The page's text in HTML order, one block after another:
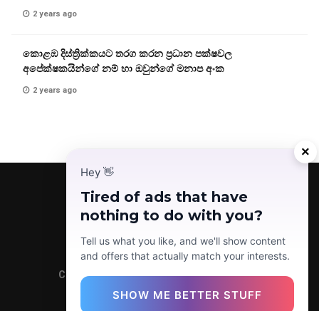
×
Hey 👋
Tired of ads that have
nothing to do with you?
Tell us what you like, and we'll show content
and offers that actually match your interests.
SHOW ME BETTER STUFF
2 years ago
කොළඹ දිස්ත්‍රික්කයට තරග කරන ප්‍රධාන පක්ෂවල
අපේක්ෂකයින්ගේ නම් හා ඔවුන්ගේ මනාප අංක
2 years ago
Facebook
Telegram
Instagram
YouTube
Copyright © 2022 Today News LK (Pvt) Ltd.